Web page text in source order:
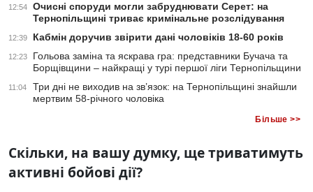
12:54
Очисні споруди могли забруднювати Серет: на
Тернопільщині триває кримінальне розслідування
12:39 Кабмін доручив звірити дані чоловіків 18-60 років
12:23
Гольова заміна та яскрава гра: представники Бучача та
Борщівщини – найкращі у турі першої ліги Тернопільщини
11:04
Три дні не виходив на зв’язок: на Тернопільщині знайшли
мертвим 58-річного чоловіка
Більше >>
Скільки, на вашу думку, ще триватимуть
активні бойові дії?